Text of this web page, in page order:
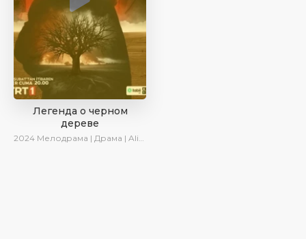
Легенда о черном
дереве
2024 Мелодрама | Драма | AlisaDirilis | Сериалы 2024